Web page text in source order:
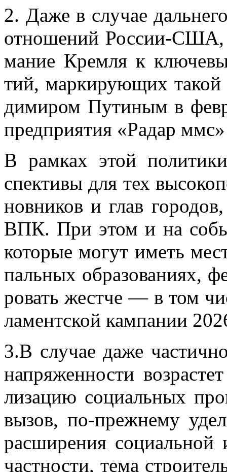
2. Даже в слу­чае
от­но­ше­ний Рос­сии-США,
ма­ние Крем­ля к
тий, мар­ки­ру­ю­щих
ди­ми­ром Пу­ти­ным в
пред­при­я­тия «Ра­дар
В рам­ках этой
спек­ти­вы для тех
нов­ни­ков и глав
ВПК. При этом и на
ко­то­рые мо­гут иметь
паль­ных об­ра­зо­ва­ни­ях,
ро­вать жест­че — в том
ла­мент­ской кам­па­нии
3.В слу­чае даже
на­пря­жен­но­сти
ли­за­цию со­ци­аль­ных
вы­зов, по-преж­не­му
рас­ши­ре­ния со­ци­аль­ной
част­но­сти, тема